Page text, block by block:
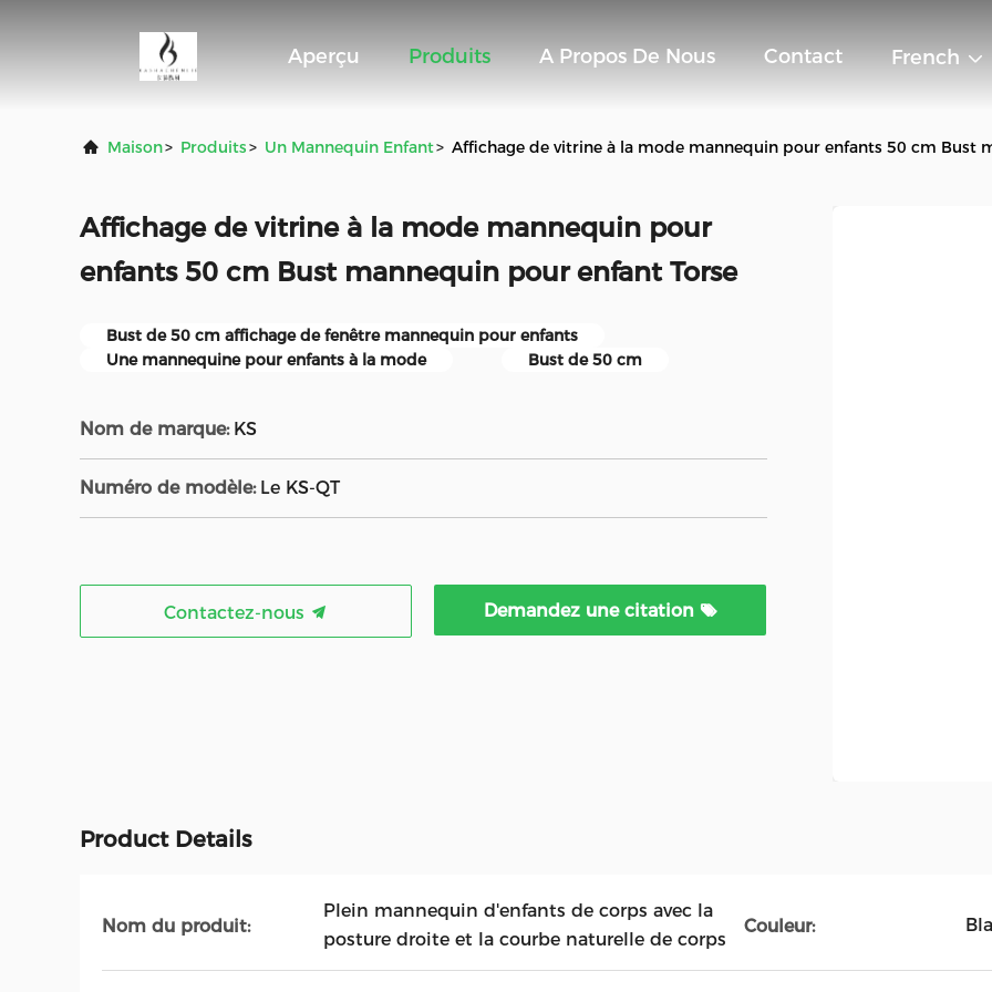
Aperçu Produits A Propos De Nous Contact French
Maison> Produits> Un Mannequin Enfant> Affichage de vitrine à la mode mannequin pour enfants 50 cm Bust
Affichage de vitrine à la mode mannequin pour
enfants 50 cm Bust mannequin pour enfant Torse
Bust de 50 cm affichage de fenêtre mannequin pour enfants
Une mannequine pour enfants à la mode
Bust de 50 cm
Nom de marque: KS
Numéro de modèle: Le KS-QT
Contactez-nous Demandez une citation
Product Details
Nom du produit:
Plein mannequin d'enfants de corps avec la
posture droite et la courbe naturelle de corps
Couleur: